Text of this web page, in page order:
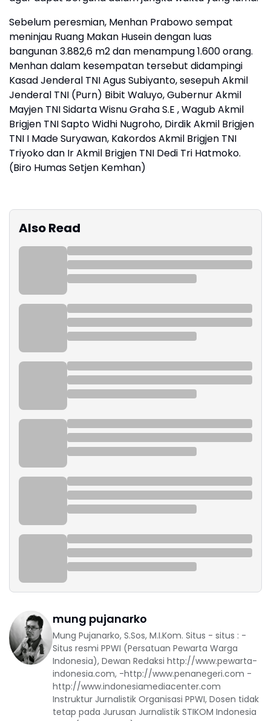
Sebelum peresmian, Menhan Prabowo sempat
meninjau Ruang Makan Husein dengan luas
bangunan 3.882,6 m2 dan menampung 1.600 orang.
Menhan dalam kesempatan tersebut didampingi
Kasad Jenderal TNI Agus Subiyanto, sesepuh Akmil
Jenderal TNI (Purn) Bibit Waluyo, Gubernur Akmil
Mayjen TNI Sidarta Wisnu Graha S.E , Wagub Akmil
Brigjen TNI Sapto Widhi Nugroho, Dirdik Akmil Brigjen
TNI I Made Suryawan, Kakordos Akmil Brigjen TNI
Triyoko dan Ir Akmil Brigjen TNI Dedi Tri Hatmoko.
(Biro Humas Setjen Kemhan)
Also Read
mung pujanarko
Mung Pujanarko, S.Sos, M.I.Kom. Situs - situs : -
Situs resmi PPWI (Persatuan Pewarta Warga
Indonesia), Dewan Redaksi http://www.pewarta-
indonesia.com, -http://www.penanegeri.com -
http://www.indonesiamediacenter.com
Instruktur Jurnalistik Organisasi PPWI, Dosen tidak
tetap pada Jurusan Jurnalistik STIKOM Indonesia